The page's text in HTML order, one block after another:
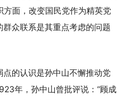
方面，改变国民党作为精英党
群众联系是其重点考虑的问题
点的认识是孙中山不懈推动党
年，孙中山曾批评说：“顾成